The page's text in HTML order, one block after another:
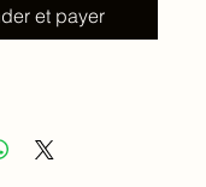
et payer